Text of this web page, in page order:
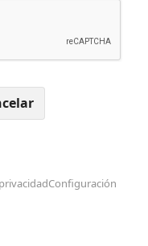
Configuración